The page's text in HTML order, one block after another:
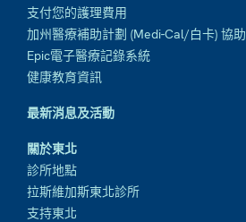
支付您的護理費用
加州醫療補助計劃 (Medi-Cal/白卡) 協助
Epic電子醫療記錄系統
健康教育資訊
最新消息及活動
關於東北
診所地點
拉斯維加斯東北診所
支持東北